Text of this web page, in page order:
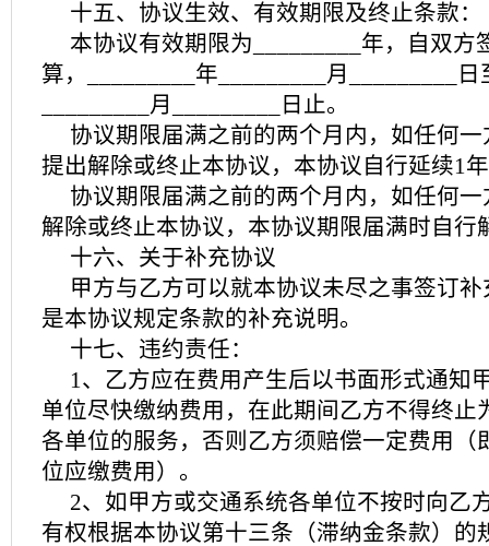
十五、协议生效、有效期限及终止条款：
本协议有效期限为_________年，自双方
算，_________年_________月_________日
_________月_________日止。
协议期限届满之前的两个月内，如任何
提出解除或终止本协议，本协议自行延续1
协议期限届满之前的两个月内，如任何
解除或终止本协议，本协议期限届满时自行
十六、关于补充协议
甲方与乙方可以就本协议未尽之事签订
是本协议规定条款的补充说明。
十七、违约责任：
1、乙方应在费用产生后以书面形式通知
单位尽快缴纳费用，在此期间乙方不得终止
各单位的服务，否则乙方须赔偿一定费用（
位应缴费用）。
2、如甲方或交通系统各单位不按时向乙
有权根据本协议第十三条（滞纳金条款）的